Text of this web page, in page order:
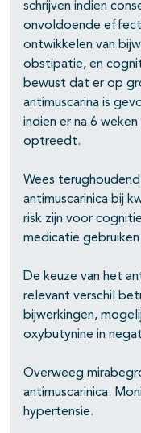
schrijven indien
onvoldoende
ontwikkelen van
obstipatie, en
bewust dat er op
antimuscarina is
indien er na 6
optreedt.
Wees
antimuscarinica bij
risk zijn voor
medicatie
De keuze van het
relevant verschil
bijwerkingen,
oxybutynine in
Overweeg
antimuscarinica.
hypertensie.